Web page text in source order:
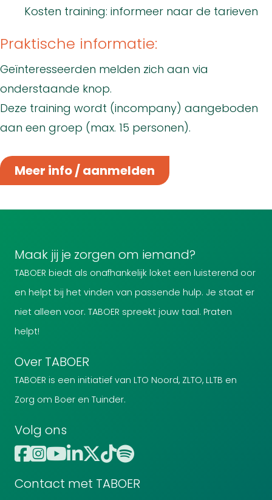
Kosten training: informeer naar de tarieven
Praktische informatie:
Geïnteresseerden melden zich aan via
onderstaande knop.
Deze training wordt (incompany) aangeboden
aan een groep (max. 15 personen).
Meer info / aanmelden
Maak jij je zorgen om iemand?
TABOER biedt als onafhankelijk loket een luisterend oor
en helpt bij het vinden van passende hulp. Je staat er
niet alleen voor. TABOER spreekt jouw taal. Praten
helpt!
Over TABOER
TABOER is een initiatief van LTO Noord, ZLTO, LLTB en
Zorg om Boer en Tuinder.
Volg ons
Contact met TABOER